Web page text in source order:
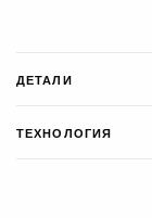
ДЕТАЛИ
ТЕХНОЛОГИЯ